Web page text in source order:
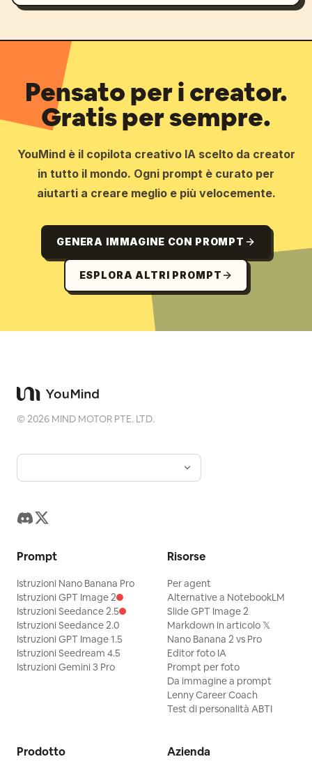
Pensato per i creator.
Gratis per sempre.
YouMind è il copilota creativo IA scelto da creator
in tutto il mondo. Ogni prompt è curato per
aiutarti a creare meglio e più velocemente.
GENERA IMMAGINE CON PROMPT
ESPLORA ALTRI PROMPT
©2026 MIND MOTOR PTE. LTD.
Prompt
Istruzioni Nano Banana Pro
Istruzioni GPT Image 2
Istruzioni Seedance 2.5
Istruzioni Seedance 2.0
Istruzioni GPT Image 1.5
Istruzioni Seedream 4.5
Istruzioni Gemini 3 Pro
Risorse
Per agent
Alternative a NotebookLM
Slide GPT Image 2
Markdown in articolo 𝕏
Nano Banana 2 vs Pro
Editor foto IA
Prompt per foto
Da immagine a prompt
Lenny Career Coach
Test di personalità ABTI
Prodotto Azienda